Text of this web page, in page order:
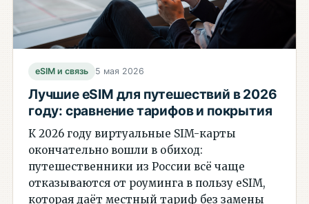
eSIM и связь 5 мая 2026
Лучшие eSIM для путешествий в 2026
году: сравнение тарифов и покрытия
К 2026 году виртуальные SIM-карты
окончательно вошли в обиход:
путешественники из России всё чаще
отказываются от роуминга в пользу eSIM,
которая даёт местный тариф без замены